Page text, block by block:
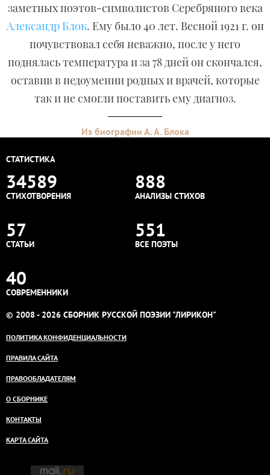
заметных поэтов-символистов Серебряного века
Александр Блок. Ему было 40 лет. Весной 1921 г. он
почувствовал себя неважно, после у него
поднялась температура и за 78 дней он скончался,
оставив в недоумении родных и врачей, которые
так и не смогли поставить ему диагноз.
Из биографии А. А. Блока
СТАТИСТИКА
34589
СТИХОТВОРЕНИЯ
888
АНАЛИЗЫ СТИХОВ
57
СТАТЬИ
551
ВСЕ ПОЭТЫ
40
СОВРЕМЕННИКИ
© 2008 - 2026 СБОРНИК РУССКОЙ ПОЭЗИИ "ЛИРИКОН"
ПОЛИТИКА КОНФИДЕНЦИАЛЬНОСТИ
ПРАВИЛА САЙТА
ПРАВООБЛАДАТЕЛЯМ
О СБОРНИКЕ
КОНТАКТЫ
КАРТА САЙТА